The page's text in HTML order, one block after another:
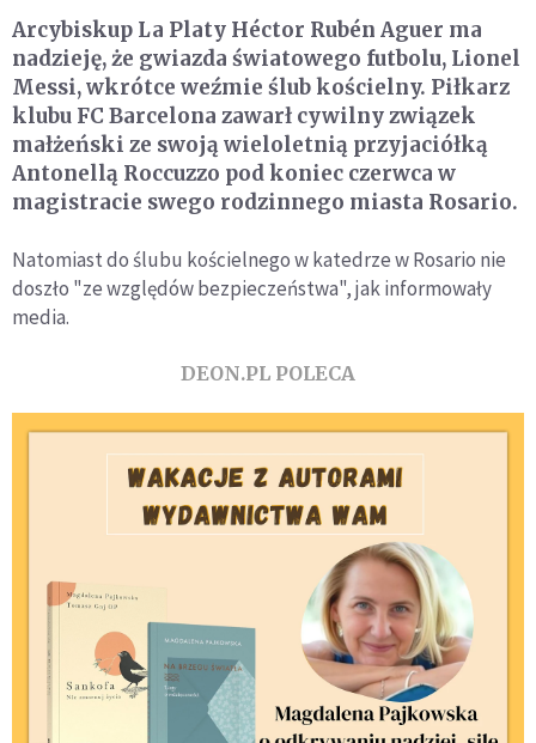
Arcybiskup La Platy Héctor Rubén Aguer ma
nadzieję, że gwiazda światowego futbolu, Lionel
Messi, wkrótce weźmie ślub kościelny. Piłkarz
klubu FC Barcelona zawarł cywilny związek
małżeński ze swoją wieloletnią przyjaciółką
Antonellą Roccuzzo pod koniec czerwca w
magistracie swego rodzinnego miasta Rosario.
Natomiast do ślubu kościelnego w katedrze w Rosario nie
doszło "ze względów bezpieczeństwa", jak informowały
media.
DEON.PL POLECA